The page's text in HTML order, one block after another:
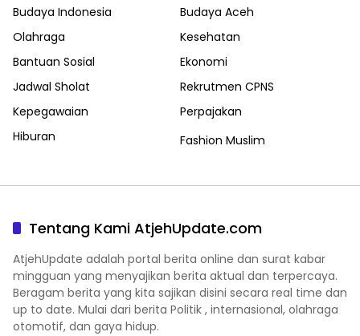
Budaya Indonesia
Budaya Aceh
Olahraga
Kesehatan
Bantuan Sosial
Ekonomi
Jadwal Sholat
Rekrutmen CPNS
Kepegawaian
Perpajakan
Hiburan
Fashion Muslim
Tentang Kami AtjehUpdate.com
AtjehUpdate adalah portal berita online dan surat kabar
mingguan yang menyajikan berita aktual dan terpercaya.
Beragam berita yang kita sajikan disini secara real time dan
up to date. Mulai dari berita Politik , internasional, olahraga
otomotif, dan gaya hidup.